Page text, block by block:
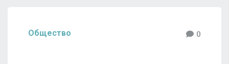
Общество 0